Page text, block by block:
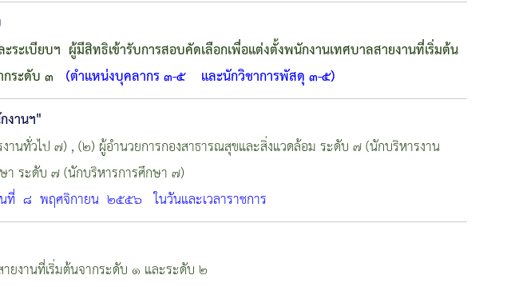
ระเบียบฯ ผู้มีสิทธิเข้ารับการสอบคัดเลือกเพื่อแต่งตั้งพนักงานเทศบาลสายงานที่เริ่มต้น
กระดับ ๓ (ตำแหน่งบุคลากร ๓-๕ และนักวิชาการพัสดุ ๓-๕)
งานฯ"
นทั่วไป ๗) , (๒) ผู้อำนวยการกองสาธารณสุขและสิ่งแวดล้อม ระดับ ๗ (นักบริหารงาน
ระดับ ๗ (นักบริหารการศึกษา ๗)
๘ พฤศจิกายน ๒๕๕๖ ในวันและเวลาราชการ
ยงานที่เริ่มต้นจากระดับ ๑ และระดับ ๒